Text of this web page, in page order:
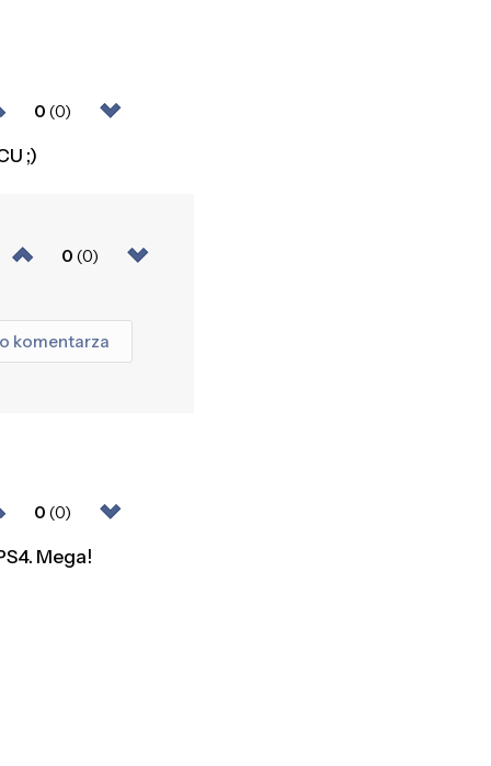
0 (0)
;)
0 (0)
komentarza
0 (0)
Mega!